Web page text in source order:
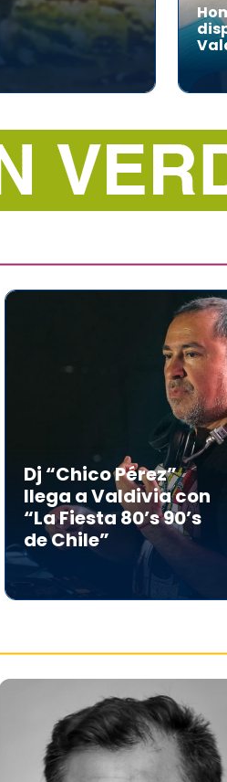
Dj “Chico Pérez”
llega a Valdivia con
“La Fiesta 80’s 90’s
de Chile”